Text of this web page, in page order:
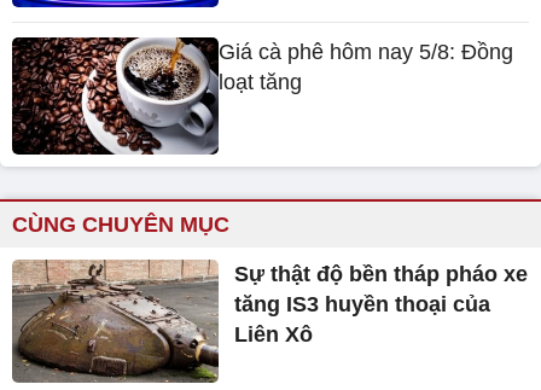
Giá cà phê hôm nay 5/8: Đồng
loạt tăng
CÙNG CHUYÊN MỤC
Sự thật độ bền tháp pháo xe
tăng IS3 huyền thoại của
Liên Xô